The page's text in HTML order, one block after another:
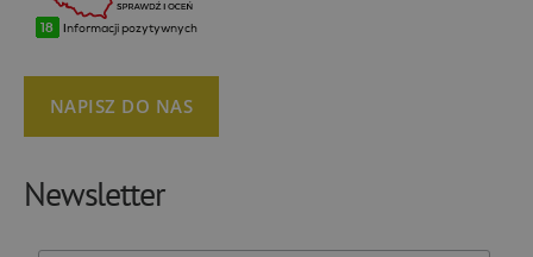
NAPISZ DO NAS
Newsletter